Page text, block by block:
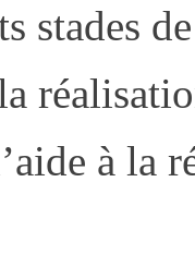
stades
à la